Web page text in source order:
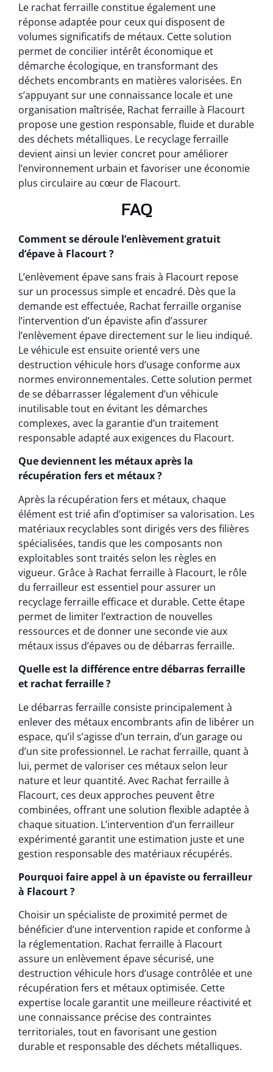
Le rachat ferraille constitue également une
réponse adaptée pour ceux qui disposent de
volumes significatifs de métaux. Cette solution
permet de concilier intérêt économique et
démarche écologique, en transformant des
déchets encombrants en matières valorisées. En
s’appuyant sur une connaissance locale et une
organisation maîtrisée, Rachat ferraille à Flacourt
propose une gestion responsable, fluide et durable
des déchets métalliques. Le recyclage ferraille
devient ainsi un levier concret pour améliorer
l’environnement urbain et favoriser une économie
plus circulaire au cœur de Flacourt.
FAQ
Comment se déroule l’enlèvement gratuit
d’épave à Flacourt ?
L’enlèvement épave sans frais à Flacourt repose
sur un processus simple et encadré. Dès que la
demande est effectuée, Rachat ferraille organise
l’intervention d’un épaviste afin d’assurer
l’enlèvement épave directement sur le lieu indiqué.
Le véhicule est ensuite orienté vers une
destruction véhicule hors d’usage conforme aux
normes environnementales. Cette solution permet
de se débarrasser légalement d’un véhicule
inutilisable tout en évitant les démarches
complexes, avec la garantie d’un traitement
responsable adapté aux exigences du Flacourt.
Que deviennent les métaux après la
récupération fers et métaux ?
Après la récupération fers et métaux, chaque
élément est trié afin d’optimiser sa valorisation. Les
matériaux recyclables sont dirigés vers des filières
spécialisées, tandis que les composants non
exploitables sont traités selon les règles en
vigueur. Grâce à Rachat ferraille à Flacourt, le rôle
du ferrailleur est essentiel pour assurer un
recyclage ferraille efficace et durable. Cette étape
permet de limiter l’extraction de nouvelles
ressources et de donner une seconde vie aux
métaux issus d’épaves ou de débarras ferraille.
Quelle est la différence entre débarras ferraille
et rachat ferraille ?
Le débarras ferraille consiste principalement à
enlever des métaux encombrants afin de libérer un
espace, qu’il s’agisse d’un terrain, d’un garage ou
d’un site professionnel. Le rachat ferraille, quant à
lui, permet de valoriser ces métaux selon leur
nature et leur quantité. Avec Rachat ferraille à
Flacourt, ces deux approches peuvent être
combinées, offrant une solution flexible adaptée à
chaque situation. L’intervention d’un ferrailleur
expérimenté garantit une estimation juste et une
gestion responsable des matériaux récupérés.
Pourquoi faire appel à un épaviste ou ferrailleur
à Flacourt ?
Choisir un spécialiste de proximité permet de
bénéficier d’une intervention rapide et conforme à
la réglementation. Rachat ferraille à Flacourt
assure un enlèvement épave sécurisé, une
destruction véhicule hors d’usage contrôlée et une
récupération fers et métaux optimisée. Cette
expertise locale garantit une meilleure réactivité et
une connaissance précise des contraintes
territoriales, tout en favorisant une gestion
durable et responsable des déchets métalliques.